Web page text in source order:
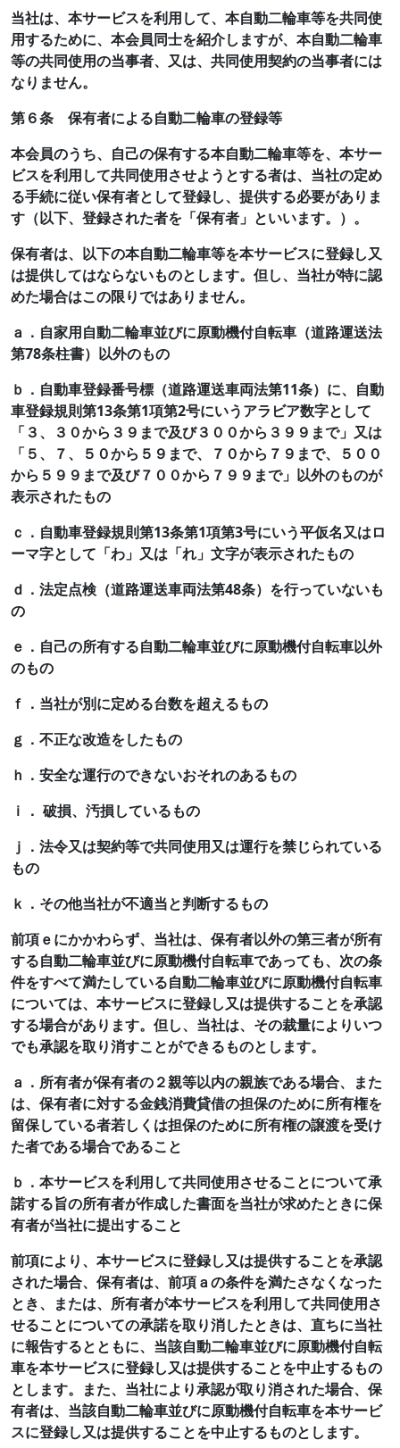
当社は、本サービスを利用して、本自動二輪車等を共同使
用するために、本会員同士を紹介しますが、本自動二輪車
等の共同使用の当事者、又は、共同使用契約の当事者には
なりません。
第６条 保有者による自動二輪車の登録等
本会員のうち、自己の保有する本自動二輪車等を、本サー
ビスを利用して共同使用させようとする者は、当社の定め
る手続に従い保有者として登録し、提供する必要がありま
す（以下、登録された者を「保有者」といいます。）。
保有者は、以下の本自動二輪車等を本サービスに登録し又
は提供してはならないものとします。但し、当社が特に認
めた場合はこの限りではありません。
ａ．自家用自動二輪車並びに原動機付自転車（道路運送法
第78条柱書）以外のもの
ｂ．自動車登録番号標（道路運送車両法第11条）に、自動
車登録規則第13条第1項第2号にいうアラビア数字として
「３、３０から３９まで及び３００から３９９まで」又は
「５、７、５０から５９まで、７０から７９まで、５００
から５９９まで及び７００から７９９まで」以外のものが
表示されたもの
ｃ．自動車登録規則第13条第1項第3号にいう平仮名又はロ
ーマ字として「わ」又は「れ」文字が表示されたもの
ｄ．法定点検（道路運送車両法第48条）を行っていないも
の
ｅ．自己の所有する自動二輪車並びに原動機付自転車以外
のもの
ｆ．当社が別に定める台数を超えるもの
ｇ．不正な改造をしたもの
ｈ．安全な運行のできないおそれのあるもの
ｉ． 破損、汚損しているもの
ｊ．法令又は契約等で共同使用又は運行を禁じられている
もの
ｋ．その他当社が不適当と判断するもの
前項ｅにかかわらず、当社は、保有者以外の第三者が所有
する自動二輪車並びに原動機付自転車であっても、次の条
件をすべて満たしている自動二輪車並びに原動機付自転車
については、本サービスに登録し又は提供することを承認
する場合があります。但し、当社は、その裁量によりいつ
でも承認を取り消すことができるものとします。
ａ．所有者が保有者の２親等以内の親族である場合、また
は、保有者に対する金銭消費貸借の担保のために所有権を
留保している者若しくは担保のために所有権の譲渡を受け
た者である場合であること
ｂ．本サービスを利用して共同使用させることについて承
諾する旨の所有者が作成した書面を当社が求めたときに保
有者が当社に提出すること
前項により、本サービスに登録し又は提供することを承認
された場合、保有者は、前項ａの条件を満たさなくなった
とき、または、所有者が本サービスを利用して共同使用さ
せることについての承諾を取り消したときは、直ちに当社
に報告するとともに、当該自動二輪車並びに原動機付自転
車を本サービスに登録し又は提供することを中止するもの
とします。また、当社により承認が取り消された場合、保
有者は、当該自動二輪車並びに原動機付自転車を本サービ
スに登録し又は提供することを中止するものとします。